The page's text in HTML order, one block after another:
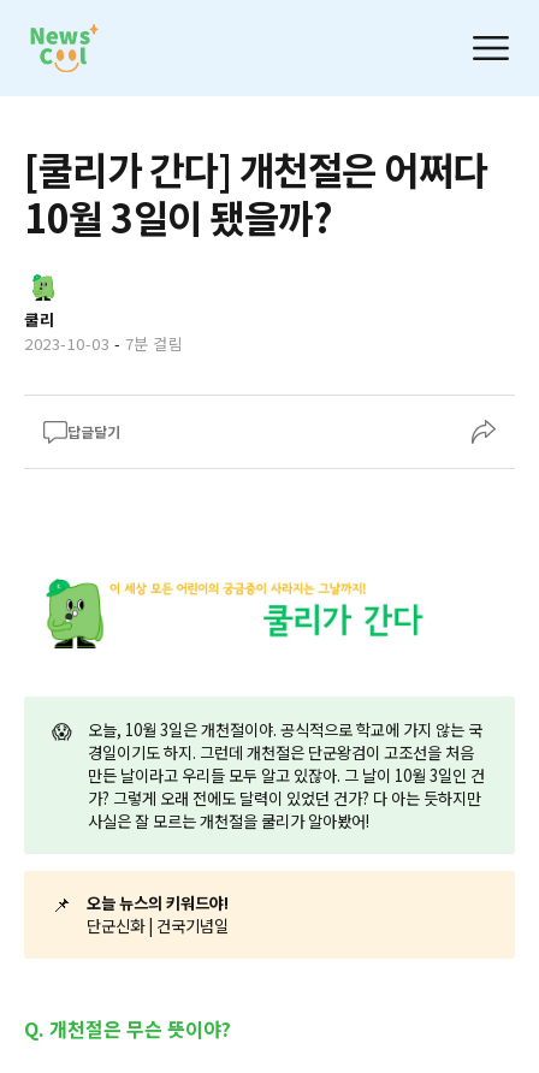
[쿨리가 간다] 개천절은 어쩌다
10월 3일이 됐을까?
쿨리
2023-10-03 - 7분 걸림
답글달기
😱
오늘, 10월 3일은 개천절이야. 공식적으로 학교에 가지 않는 국
경일이기도 하지. 그런데 개천절은 단군왕검이 고조선을 처음
만든 날이라고 우리들 모두 알고 있잖아. 그 날이 10월 3일인 건
가? 그렇게 오래 전에도 달력이 있었던 건가? 다 아는 듯하지만
사실은 잘 모르는 개천절을 쿨리가 알아봤어!
📌
오늘 뉴스의 키워드야!
단군신화 | 건국기념일
Q. 개천절은 무슨 뜻이야?